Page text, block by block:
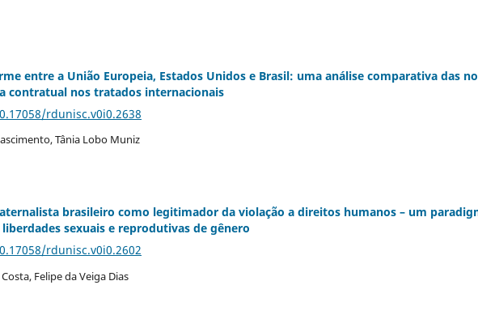
entre a União Europeia, Estados Unidos e Brasil: uma análise comparativa das
contratual nos tratados internacionais
rdunisc.v0i0.2638
Tânia Lobo Muniz
brasileiro como legitimador da violação a direitos humanos – um
sexuais e reprodutivas de gênero
rdunisc.v0i0.2602
Felipe da Veiga Dias